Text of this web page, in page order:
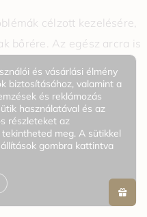
célzott kezelésére,
bőrére. Az egész arcra is
mélytisztító maszk,
vagy napozás utáni
és vásárlási élmény
biztosításához, valamint a
és reklámozás
használatával és az
részleteket az
tekintheted meg. A sütikkel
gombra kattintva